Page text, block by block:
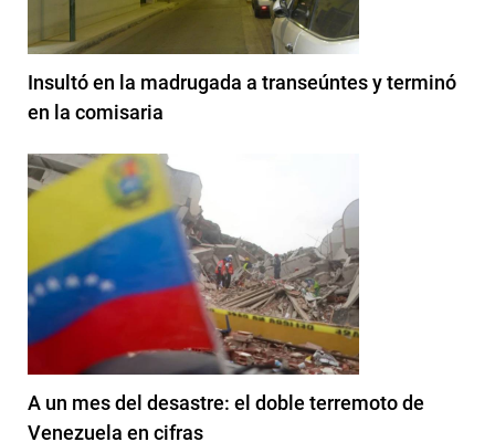
Insultó en la madrugada a transeúntes y terminó
en la comisaria
A un mes del desastre: el doble terremoto de
Venezuela en cifras